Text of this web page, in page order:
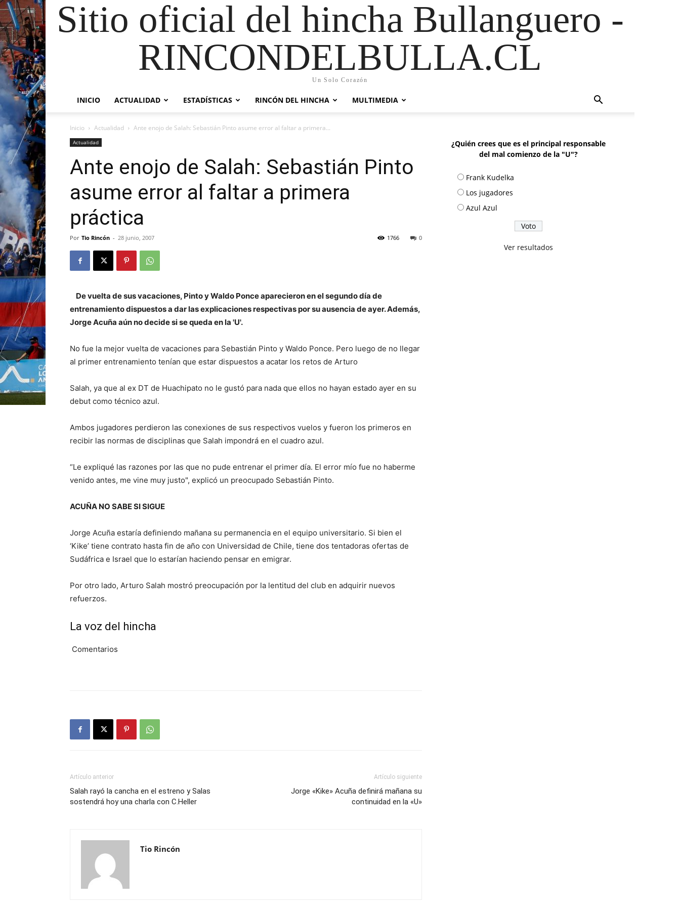
Sitio oficial del hincha Bullanguero -
RINCONDELBULLA.CL
Un Solo Corazón
INICIO ACTUALIDAD ESTADÍSTICAS RINCÓN DEL HINCHA MULTIMEDIA
Inicio Actualidad Ante enojo de Salah: Sebastián Pinto asume error al faltar a primera...
Actualidad
Ante enojo de Salah: Sebastián Pinto
asume error al faltar a primera
práctica
Por Tio Rincón - 28 junio, 2007 0
1766
De vuelta de sus vacaciones, Pinto y Waldo Ponce aparecieron en el segundo día de
entrenamiento dispuestos a dar las explicaciones respectivas por su ausencia de ayer. Además,
Jorge Acuña aún no decide si se queda en la 'U'.
No fue la mejor vuelta de vacaciones para Sebastián Pinto y Waldo Ponce. Pero luego de no llegar
al primer entrenamiento tenían que estar dispuestos a acatar los retos de Arturo
Salah, ya que al ex DT de Huachipato no le gustó para nada que ellos no hayan estado ayer en su
debut como técnico azul.
Ambos jugadores perdieron las conexiones de sus respectivos vuelos y fueron los primeros en
recibir las normas de disciplinas que Salah impondrá en el cuadro azul.
“Le expliqué las razones por las que no pude entrenar el primer día. El error mío fue no haberme
venido antes, me vine muy justo", explicó un preocupado Sebastián Pinto.
ACUÑA NO SABE SI SIGUE
Jorge Acuña estaría definiendo mañana su permanencia en el equipo universitario. Si bien el
‘Kike’ tiene contrato hasta fin de año con Universidad de Chile, tiene dos tentadoras ofertas de
Sudáfrica e Israel que lo estarían haciendo pensar en emigrar.
Por otro lado, Arturo Salah mostró preocupación por la lentitud del club en adquirir nuevos
refuerzos.
La voz del hincha
Comentarios
Artículo anterior
Salah rayó la cancha en el estreno y Salas
sostendrá hoy una charla con C.Heller
Artículo siguiente
Jorge «Kike» Acuña definirá mañana su
continuidad en la «U»
Tio Rincón
¿Quién crees que es el principal responsable
del mal comienzo de la "U"?
Frank Kudelka
Los jugadores
Azul Azul
Ver resultados